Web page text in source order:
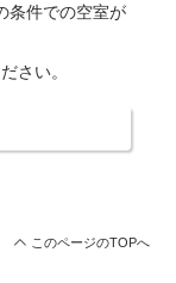
条件での空室が
さい。
このページのTOPへ